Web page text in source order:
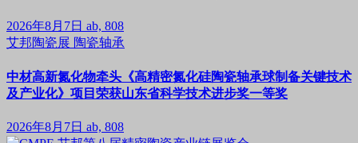
2026年8月7日 ab, 808
艾邦陶瓷展 陶瓷轴承
中材高新氮化物牵头《高精密氮化硅陶瓷轴承球制备关键技术
及产业化》项目荣获山东省科学技术进步奖一等奖
2026年8月7日 ab, 808